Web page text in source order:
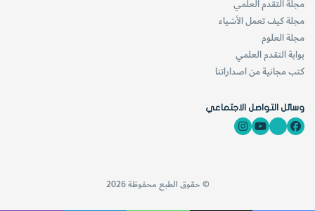
((أيها الحطاب لا تقطع هذه الشجرة
لا تلمس غصنا واحدا من أغصانها
وأنا سأحميها الآن)).
مجلة التقدم العلمي
مجلة كيف تعمل الأشياء
مجلة العلوم
بوابة التقدم العلمي
كتب مجانية من اصداراتنا
وسائل التواصل الاجتماعي
© حقوق الطبع محفوظة 2026